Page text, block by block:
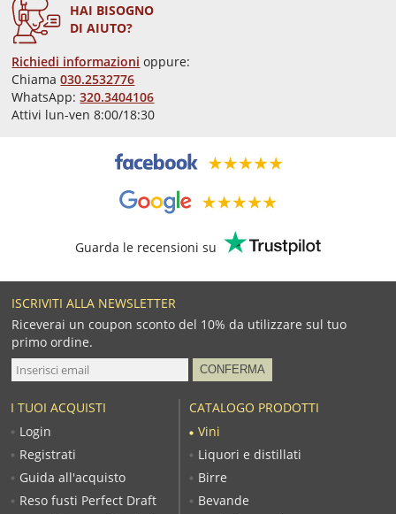
HAI BISOGNO
DI AIUTO?
Richiedi informazioni oppure:
Chiama030.2532776
WhatsApp:320.3404106
Attivi lun-ven 8:00/18:30
Guarda le recensioni su
ISCRIVITI ALLA NEWSLETTER
Riceverai un coupon sconto del 10% da utilizzare sul tuo
primo ordine.
CATALOGO PRODOTTI
Vini
Liquori e distillati
Birre
Bevande
I TUOI ACQUISTI
Login
Registrati
Guida all'acquisto
Reso fusti Perfect Draft